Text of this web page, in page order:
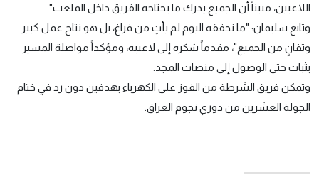
اللاعبين، مبيناً أن الجميع يدرك ما يحتاجه الفريق داخل الملعب".
وتابع سليمان: "ما نحققه اليوم لم يأتِ من فراغ، بل هو نتاج عمل كبير
وتفانٍ من الجميع"، مقدماً شكره إلى لاعبيه، ومؤكداً مواصلة المسير
بثبات حتى الوصول إلى منصات المجد.
وتمكن فريق الشرطة من الفوز على الكهرباء بهدفين دون رد في ختام
الجولة العشرين من دوري نجوم العراق.